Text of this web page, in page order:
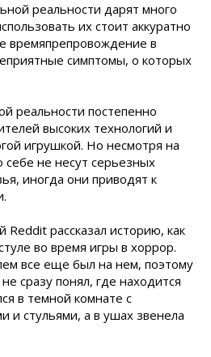
реальности дарят много
их стоит аккуратно
времяпрепровождение в
симптомы, о которых
реальности постепенно
высоких технологий и
игрушкой. Но несмотря на
себе не несут серьезных
иногда они приводят к
рассказал историю, как
во время игры в хоррор.
все еще был на нем, поэтому
сразу понял, где находится
в темной комнате с
и стульями, а в ушах звенела